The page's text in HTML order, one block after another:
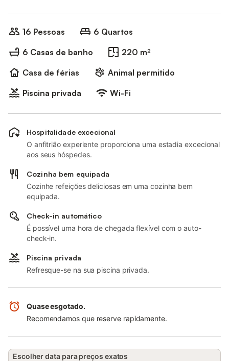
16 Pessoas
6 Quartos
6 Casas de banho
220 m²
Casa de férias
Animal permitido
Piscina privada
Wi-Fi
Hospitalidade excecional
O anfitrião experiente proporciona uma estadia excecional
aos seus hóspedes.
Cozinha bem equipada
Cozinhe refeições deliciosas em uma cozinha bem
equipada.
Check-in automático
É possível uma hora de chegada flexível com o auto-
check-in.
Piscina privada
Refresque-se na sua piscina privada.
Quase esgotado.
Recomendamos que reserve rapidamente.
Escolher data para preços exatos